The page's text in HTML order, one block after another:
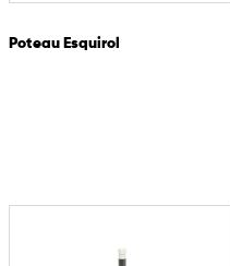
Poteau Esquirol